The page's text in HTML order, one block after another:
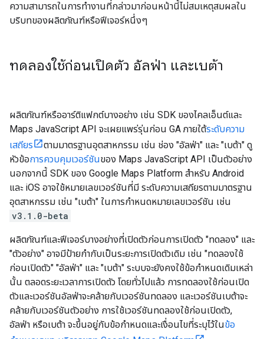
ความสามารถในการทํางานที่กล่าวมาก่อนหน้านี้ไม่สมเหตุสมผลใน
บริบทของผลิตภัณฑ์หรือฟีเจอร์หนึ่งๆ
ทดลองใช้ก่อนเปิดตัว อัลฟ่า และเบต้า
ผลิตภัณฑ์หรืออาร์ติแฟกต์บางอย่าง เช่น SDK ของไคลเอ็นต์และ
Maps JavaScript API จะเผยแพร่รุ่นก่อน GA ภายใต้ระดับความ
เสถียร
ตามมาตรฐานอุตสาหกรรม เช่น ช่อง "อัลฟ่า" และ "เบต้า" ดู
หัวข้อการควบคุมเวอร์ชันของ Maps JavaScript API เป็นตัวอย่าง
นอกจากนี้ SDK ของ Google Maps Platform สำหรับ Android
และ iOS อาจใช้หมายเลขเวอร์ชันที่มี ระดับความเสถียรตามมาตรฐาน
อุตสาหกรรม เช่น "เบต้า" ในการกำหนดหมายเลขเวอร์ชัน เช่น
v3.1.0-beta
ผลิตภัณฑ์และฟีเจอร์บางอย่างที่เปิดตัวก่อนการเปิดตัว "ทดลอง" และ
"ตัวอย่าง" อาจมีป้ายกำกับเป็นระยะการเปิดตัวเดิม เช่น "ทดลองใช้
ก่อนเปิดตัว" "อัลฟ่า" และ "เบต้า" ระบบจะยังคงใช้ข้อกำหนดเดิมเหล่า
นั้น ตลอดระยะเวลาการเปิดตัว โดยทั่วไปแล้ว การทดลองใช้ก่อนเปิด
ตัวและเวอร์ชันอัลฟ่าจะคล้ายกับเวอร์ชันทดลอง และเวอร์ชันเบต้าจะ
คล้ายกับเวอร์ชันตัวอย่าง การใช้เวอร์ชันทดลองใช้ก่อนเปิดตัว,
อัลฟ่า หรือเบต้า จะขึ้นอยู่กับข้อกำหนดและเงื่อนไขที่ระบุไว้ในข้อ